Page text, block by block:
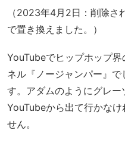
（2023年4月2日：削除さ
で置き換えました。）
YouTubeでヒップホップ
ネル『ノージャンパー』
す。アダムのようにグレ
YouTubeから出て行かな
せん。